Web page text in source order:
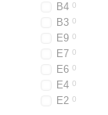
B4 0
B3 0
E9 0
E7 0
E6 0
E4 0
E2 0